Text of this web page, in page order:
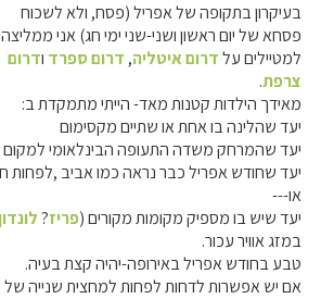
בעיקרון בתקופה של אפריל (פסח, ולא לשכוח
פסחא של יום ראשון ושני-שני ימי חג) אני ממליצה
למטיילים עלדרום איטליה, דרום ספרד ודרום
צרפת.
מאידך הילדות קטנות מאד- הייתי מתמקדת ב:
יעד שהלינה בו אחת או שתיים מקסימום
יעד שהמרחק משדה התעופה הבינלאומי למקום
יעד שחודש אפריל כבר נראה כמו אביב ,לפחות
או---
יעד שיש בו מספיק מקומות מקורים (פריז?לונדון
במזג אוויר עכור.
טבע בחודש אפריל באירופה-יהיה קצת בעיה.
אם יש אפשרות לדחות לפחות למחצית שנייה של